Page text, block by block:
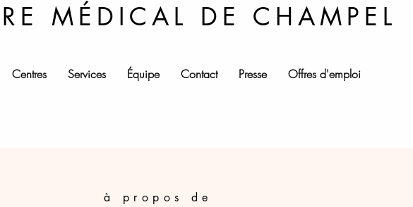
MÉDICAL DE CHAM PEL
Centres Services Équipe Contact Presse Offres d'emploi
à propos de